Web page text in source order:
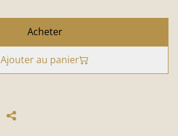
Acheter
Ajouter au panier